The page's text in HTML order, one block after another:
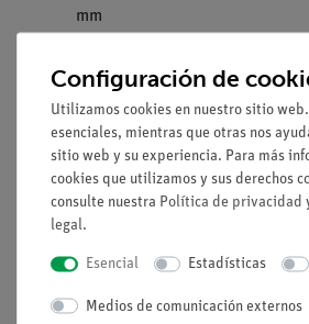
mm
Pinza universal
01
Doble nuez
Rejilla con porcelana,
Configuración de
Utilizamos cookies en nuestro sitio
esenciales, mientras que otras nos
sitio web y su experiencia. Para más
cookies que utilizamos y sus derechos
consulte nuestra Política de privacidad
legal.
Esencial Estadísticas
Medios de comunicación externos